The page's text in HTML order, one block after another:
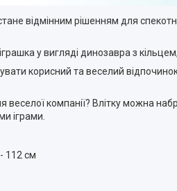
відмінним рішенням для
у вигляді динозавра з
корисний та веселий
компанії? Влітку можна
іграми.
112 см